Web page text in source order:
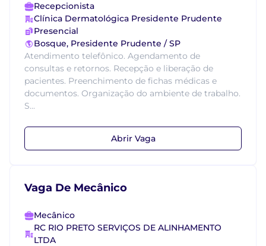
Recepcionista
Clínica Dermatológica Presidente Prudente
Presencial
Bosque, Presidente Prudente / SP
Atendimento telefônico. Agendamento de
consultas e retornos. Recepção e liberação de
pacientes. Preenchimento de fichas médicas e
documentos. Organização do ambiente de trabalho.
S...
Abrir Vaga
Vaga De Mecânico
Mecânico
RC RIO PRETO SERVIÇOS DE ALINHAMENTO
LTDA